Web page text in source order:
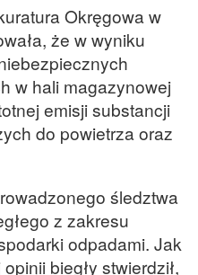
Okręgowa w
że w wyniku
w hali magazynowej
emisji substancji
do powietrza oraz
śledztwa
z zakresu
odpadami. Jak
biegły stwierdził,